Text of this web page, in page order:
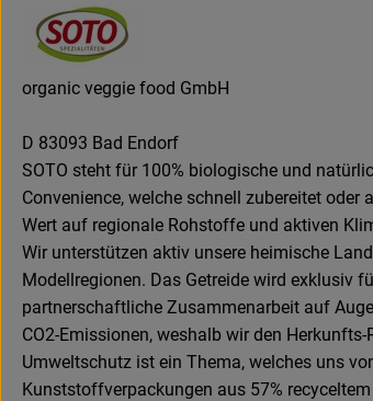
organic veggie food GmbH
D 83093 Bad Endorf
SOTO steht für 100% biologische und
Convenience, welche schnell zubereitet
Wert auf regionale Rohstoffe und aktiven
Wir unterstützen aktiv unsere heimische
Modellregionen. Das Getreide wird exklusiv
partnerschaftliche Zusammenarbeit auf
CO2-Emissionen, weshalb wir den
Umweltschutz ist ein Thema, welches uns
Kunststoffverpackungen aus 57%